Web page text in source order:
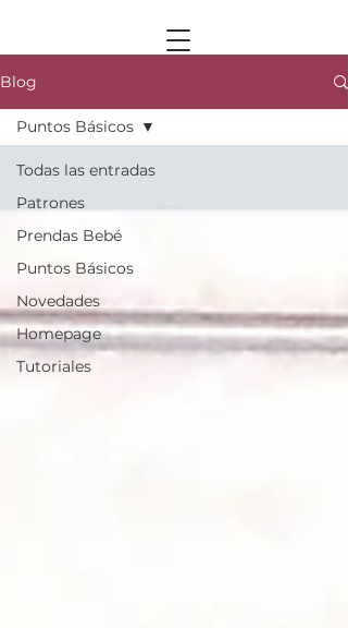
Blog
Todas las entradas
Patrones
Prendas Bebé
Puntos Básicos
Novedades
Homepage
Tutoriales
Puntos Básicos